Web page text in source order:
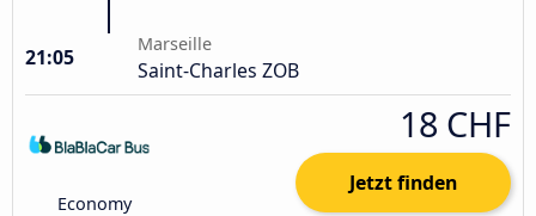
21:05
Marseille
Saint-Charles ZOB
Economy
18 CHF
Jetzt finden